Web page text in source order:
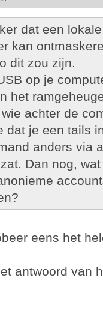
dat een
kan
dit zou zijn.
op je
het
achter de
dat je een tails
anders via
Dan nog,
eens het
antwoord van